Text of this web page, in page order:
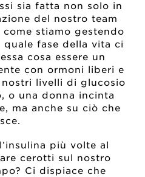
sia fatta non solo in
del nostro team
stiamo gestendo
fase della vita ci
cosa essere un
con ormoni liberi e
livelli di glucosio
o una donna incinta
ma anche su ciò che
più volte al
cerotti sul nostro
Ci dispiace che